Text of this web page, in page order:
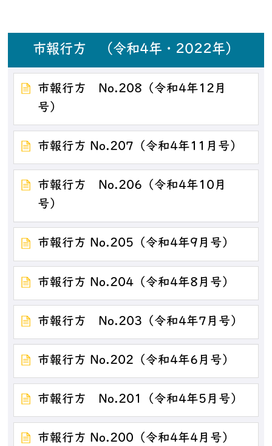
市報行方 （令和4年・2022年）
市報行方 No.208（令和4年12月
号）
市報行方 No.207（令和4年11月号）
市報行方 No.206（令和4年10月
号）
市報行方 No.205（令和4年9月号）
市報行方 No.204（令和4年8月号）
市報行方 No.203（令和4年7月号）
市報行方 No.202（令和4年6月号）
市報行方 No.201（令和4年5月号）
市報行方 No.200（令和4年4月号）